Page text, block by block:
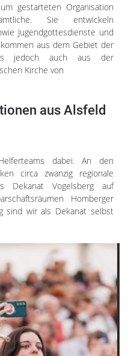
gestarteten Organisation
Sie entwickeln
Jugendgottesdienste und
aus dem Gebiet der
jedoch auch aus der
Kirche von
aus Alsfeld
dabei. An den
circa zwanzig regionale
Dekanat Vogelsberg auf
Homberger
sind wir als Dekanat selbst